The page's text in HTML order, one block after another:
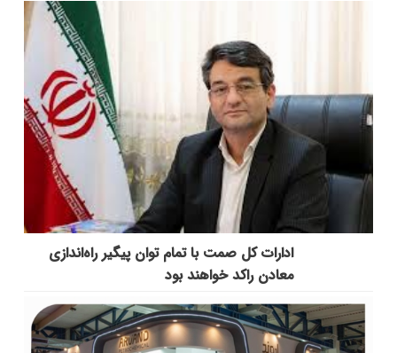
ادارات کل صمت با تمام توان پیگیر راه‌اندازی
معادن راکد خواهند بود